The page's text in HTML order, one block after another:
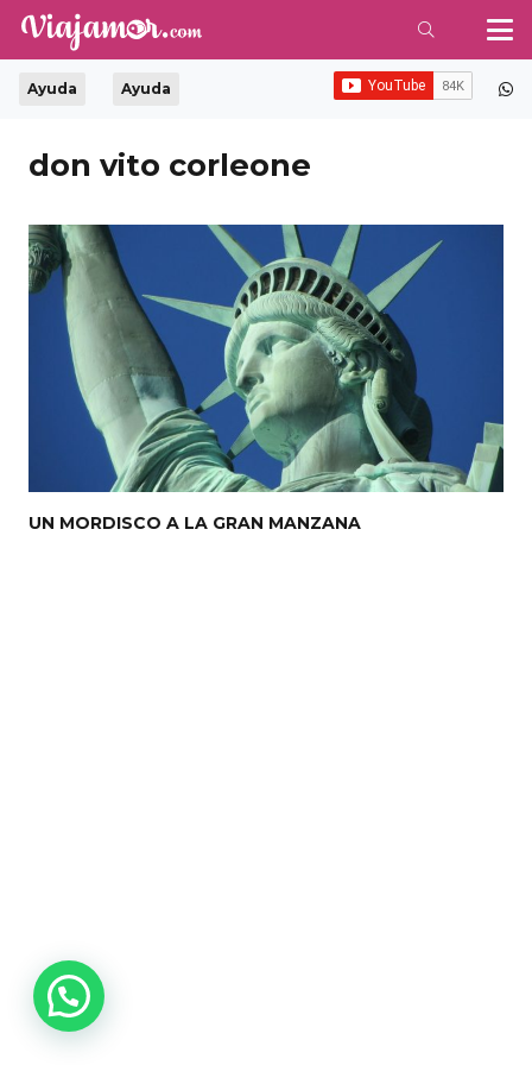
Ayuda Ayuda
don vito corleone
UN MORDISCO A LA GRAN MANZANA